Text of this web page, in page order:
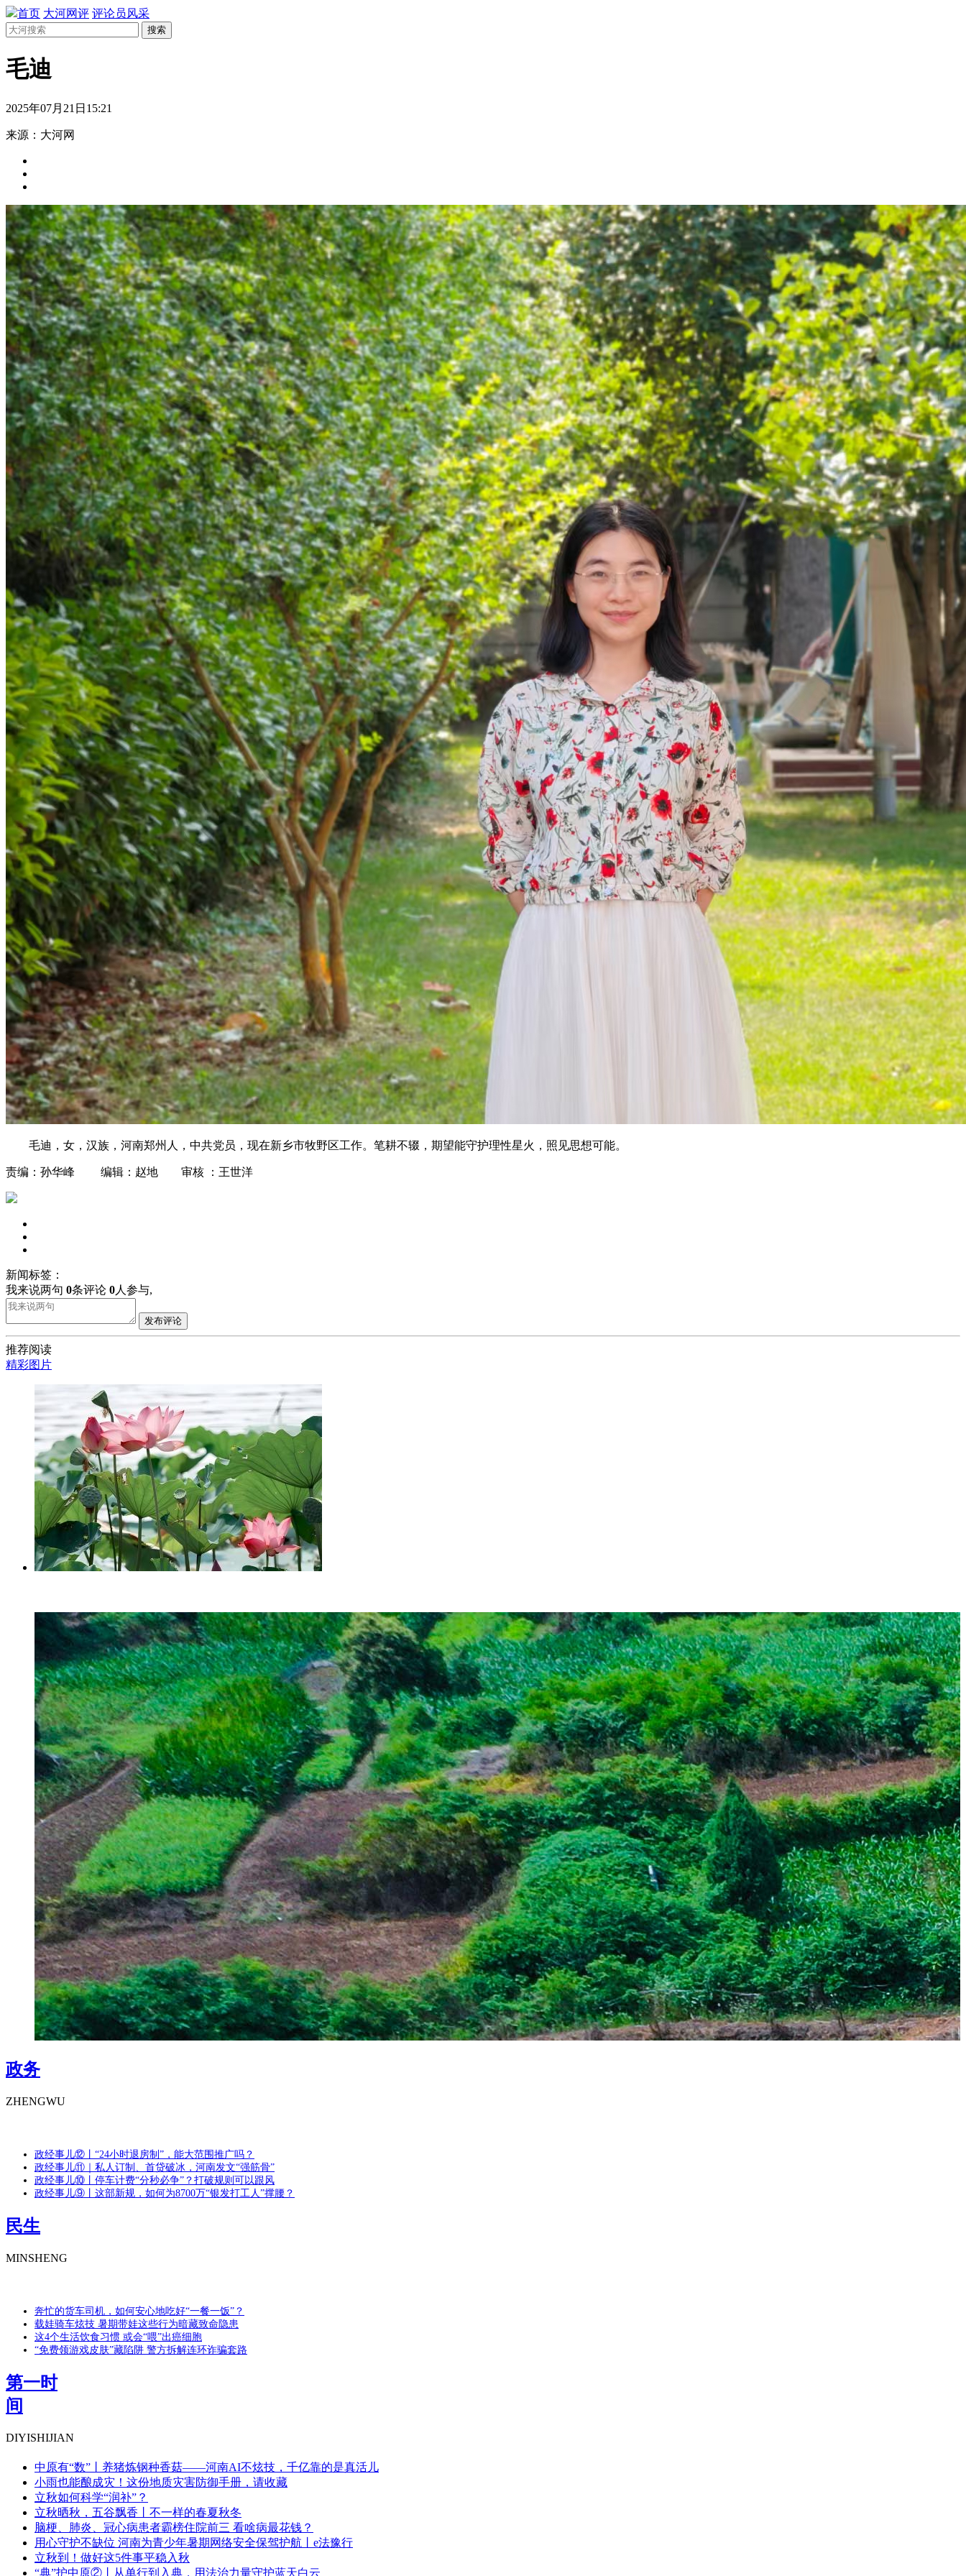
首页 大河网评 评论员风采
搜索
​毛迪
2025年07月21日15:21
来源：大河网
毛迪，女，汉族，河南郑州人，中共党员，现在新乡市牧野区工作。笔耕不辍，期望能守护理性星火，照见思想可能。
责编：孙华峰 编辑：赵地 审核 ：王世洋
新闻标签：
我来说两句 0条评论 0人参与,
发布评论
推荐阅读